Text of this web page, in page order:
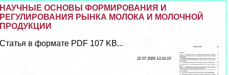
НАУЧНЫЕ ОСНОВЫ ФОРМИРОВАНИЯ И
РЕГУЛИРОВАНИЯ РЫНКА МОЛОКА И МОЛОЧНОЙ
ПРОДУКЦИИ
Статья в формате PDF 107 KB...
22 07 2026 13:16:19